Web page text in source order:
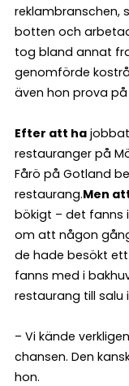
reklambranschen,
botten och
tog bland annat
genomförde
även hon prova
Efter att ha
restauranger på
Fårö på Gotland
restaurang.Men
bökigt – det fanns
om att någon
de hade besökt
fanns med i
restaurang till salu
– Vi kände
chansen. Den
hon.